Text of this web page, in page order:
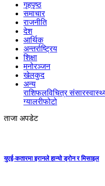
गृहपृष्ठ
समाचार
राजनीति
देश
आर्थिक
अन्तर्राष्ट्रिय
शिक्षा
मनोरञ्जन
खेलकुद
अन्य
राशिफलविचित्र संसार
ग्यालरीफोटो
ताजा अपडेट
युएई-कतारमा इरानले हान्यो ड्रोन र मिसाइल